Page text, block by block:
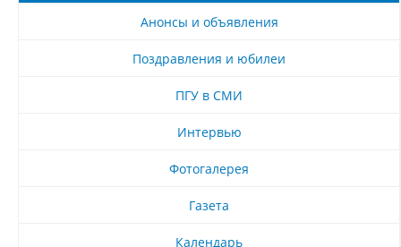
Анонсы и объявления
Поздравления и юбилеи
ПГУ в СМИ
Интервью
Фотогалерея
Газета
Календарь